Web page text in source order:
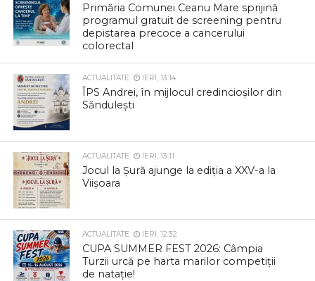
Primăria Comunei Ceanu Mare sprijină
programul gratuit de screening pentru
depistarea precoce a cancerului
colorectal
ACTUALITATE IERI, 13:14
ÎPS Andrei, în mijlocul credincioșilor din
Săndulești
ACTUALITATE IERI, 13:11
Jocul la Șură ajunge la ediția a XXV-a la
Viișoara
ACTUALITATE IERI, 12:32
CUPA SUMMER FEST 2026: Câmpia
Turzii urcă pe harta marilor competiții
de natație!